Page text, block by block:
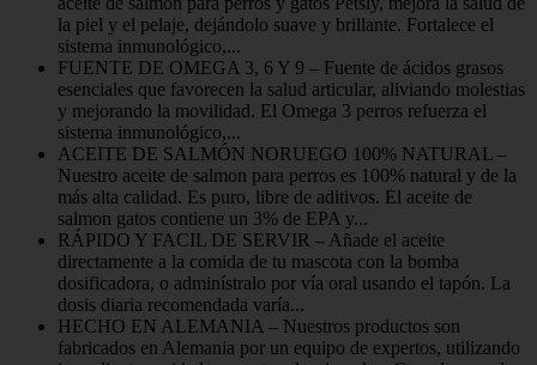
la piel y el pelaje, dejándolo suave y brillante. Fortalece el
sistema inmunológico,...
FUENTE DE OMEGA 3, 6 Y 9 – Fuente de ácidos grasos
esenciales que favorecen la salud articular, aliviando molestias
y mejorando la movilidad. El Omega 3 perros refuerza el
sistema inmunológico,...
ACEITE DE SALMÓN NORUEGO 100% NATURAL –
Nuestro aceite de salmon para perros es 100% natural y de la
más alta calidad. Es puro, libre de aditivos. El aceite de
salmon gatos contiene un 3% de EPA y...
RÁPIDO Y FACIL DE SERVIR – Añade el aceite
directamente a la comida de tu mascota con la bomba
dosificadora, o adminístralo por vía oral usando el tapón. La
dosis diaria recomendada varía...
HECHO EN ALEMANIA – Nuestros productos son
fabricados en Alemania por un equipo de expertos, utilizando